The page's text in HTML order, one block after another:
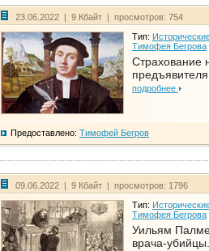
23.06.2022 | 9 Кбайт | просмотров: 754
Тип:
Тимофея Бегрова
Страхование
предъявителя
подробнее
Предоставлено: Тимофей Бегров
09.06.2022 | 9 Кбайт | просмотров: 1796
Тип:
Тимофея Бегрова
Уильям
врача-